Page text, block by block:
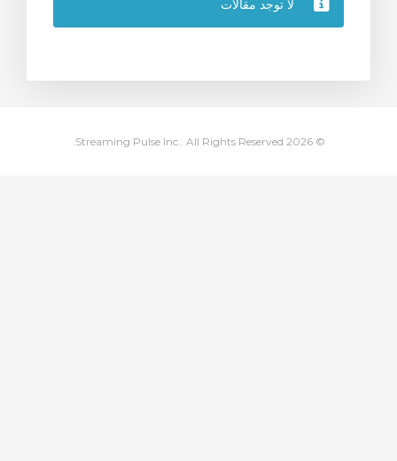
لا توجد مقالات
© 2026 Streaming Pulse Inc.. All Rights Reserved.